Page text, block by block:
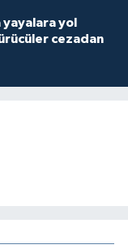
yol
cezadan